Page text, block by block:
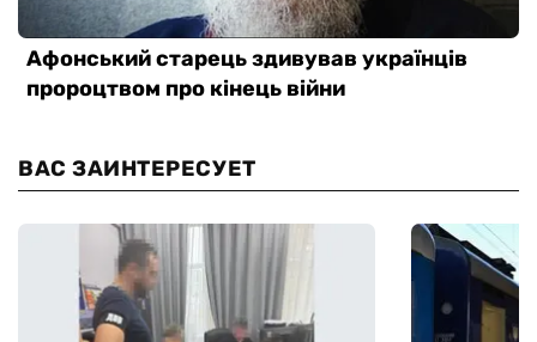
ВАС ЗАИНТЕРЕСУЕТ